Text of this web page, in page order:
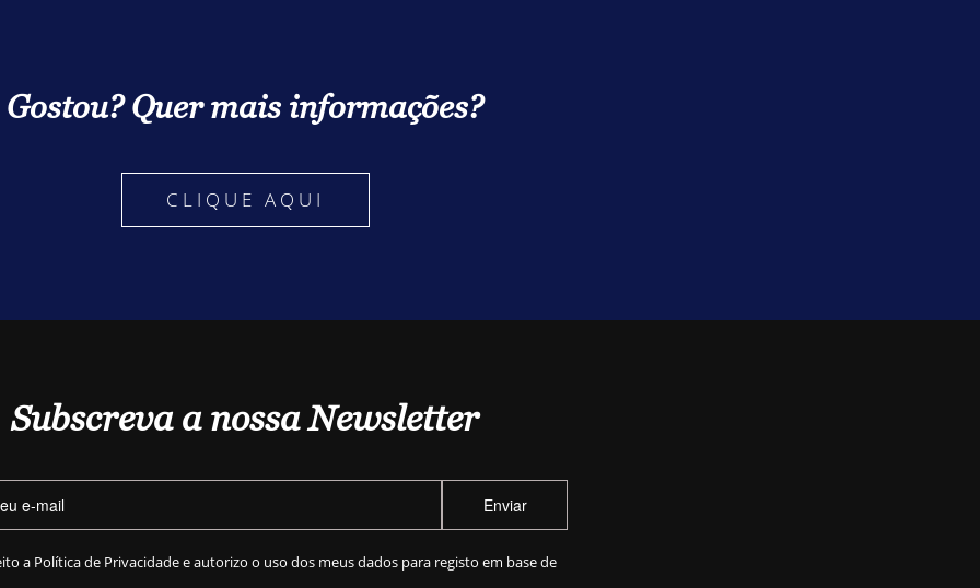
Gostou? Quer mais informações?
CLIQUE AQUI
Subscreva a nossa Newsletter
Enviar
a Política de Privacidadee autorizo o uso dos meus dados para registo em base de